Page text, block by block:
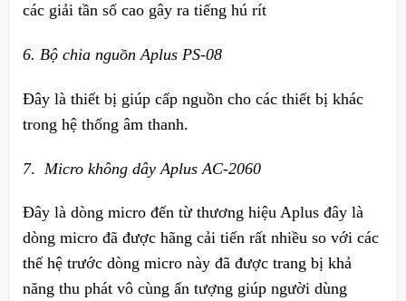
các giải tần số cao gây ra tiếng hú rít
6. Bộ chia nguồn Aplus PS-08
Đây là thiết bị giúp cấp nguồn cho các thiết bị khác
trong hệ thống âm thanh.
7. Micro không dây Aplus AC-2060
Đây là dòng micro đến từ thương hiệu Aplus đây là
dòng micro đã được hãng cải tiến rất nhiều so với các
thế hệ trước dòng micro này đã được trang bị khả
năng thu phát vô cùng ấn tượng giúp người dùng